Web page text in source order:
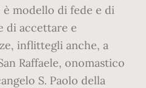
modello di fede e di
di accettare e
inflittegli anche, a
Raffaele, onomastico
S. Paolo della